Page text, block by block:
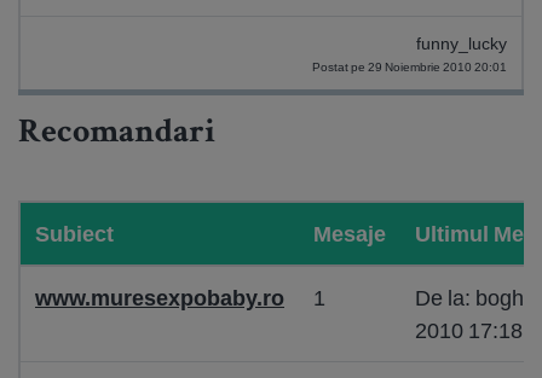
funny_lucky
Postat pe 29 Noiembrie 2010 20:01
Recomandari
Subiect Mesaje Ultimul
www.muresexpobaby.ro 1
De la: boghii
2010 17:18